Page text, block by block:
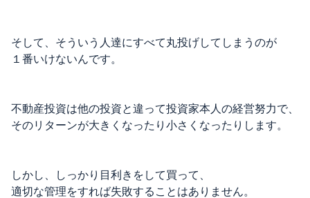
そして、そういう人達にすべて丸投げしてしまうのが
１番いけないんです。
不動産投資は他の投資と違って投資家本人の経営努力で、
そのリターンが大きくなったり小さくなったりします。
しかし、しっかり目利きをして買って、
適切な管理をすれば失敗することはありません。